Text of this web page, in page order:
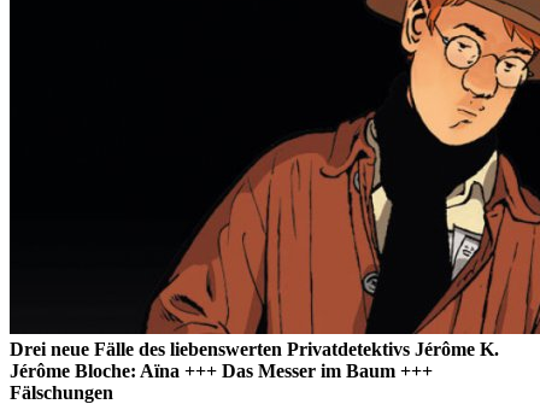
Drei neue Fälle des liebenswerten Privatdetektivs Jérôme K.
Jérôme Bloche: Aïna +++ Das Messer im Baum +++
Fälschungen